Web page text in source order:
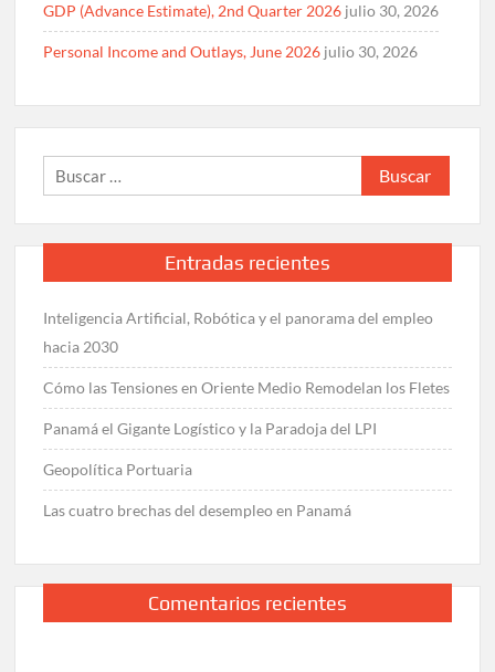
GDP (Advance Estimate), 2nd Quarter 2026 julio 30, 2026
Personal Income and Outlays, June 2026 julio 30, 2026
Buscar:
Entradas recientes
Inteligencia Artificial, Robótica y el panorama del empleo
hacia 2030
Cómo las Tensiones en Oriente Medio Remodelan los Fletes
Panamá el Gigante Logístico y la Paradoja del LPI
Geopolítica Portuaria
Las cuatro brechas del desempleo en Panamá
Comentarios recientes